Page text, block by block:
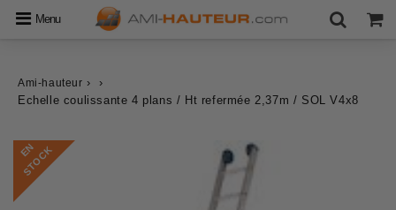
Menu
Ami-hauteur ›
›
Echelle coulissante 4 plans / Ht refermée 2,37m / SOL V4x8
E
N
S
T
O
C
K